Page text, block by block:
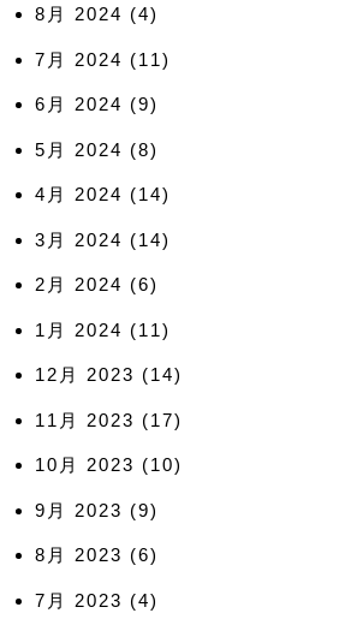
8月 2024 (4)
7月 2024 (11)
6月 2024 (9)
5月 2024 (8)
4月 2024 (14)
3月 2024 (14)
2月 2024 (6)
1月 2024 (11)
12月 2023 (14)
11月 2023 (17)
10月 2023 (10)
9月 2023 (9)
8月 2023 (6)
7月 2023 (4)